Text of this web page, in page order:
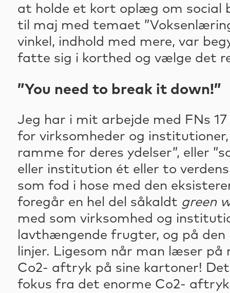
at holde et kort oplæg om social
til maj med temaet
vinkel, indhold med mere, var
fatte sig i korthed og vælge det
”You need to break it down!”
Jeg har i mit arbejde med FNs
for virksomheder og institutioner,
ramme for deres ydelser”, eller
eller institution ét eller to
som fod i hose med den
foregår en hel del såkaldt green
med som virksomhed og
lavthængende frugter, og på
linjer. Ligesom når man læser
Co2- aftryk på sine kartoner!
fokus fra det enorme Co2-